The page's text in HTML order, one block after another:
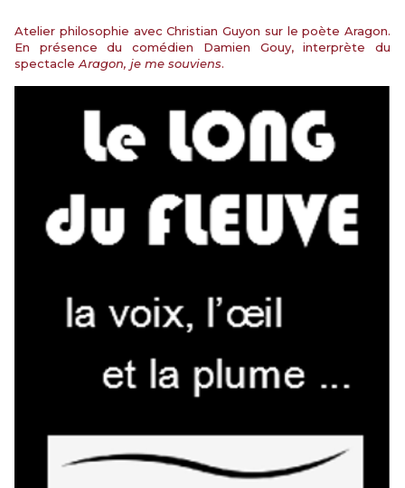
Atelier philosophie avec Christian Guyon sur le poète Aragon.
En présence du comédien Damien Gouy, interprète du
spectacleAragon, je me souviens.